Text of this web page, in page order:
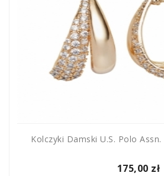
Kolczyki Damski U.S. Polo Assn.
175,00 zł